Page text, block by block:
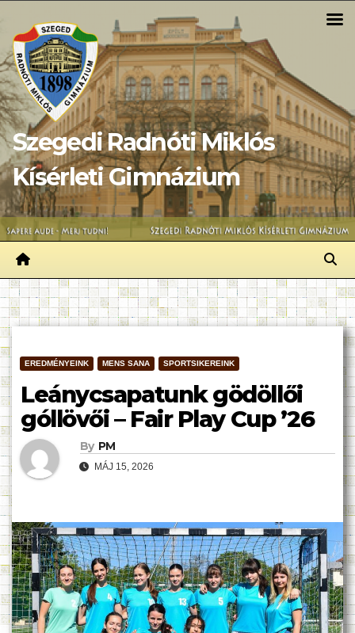
content
Szegedi Radnóti Miklós
Kísérleti Gimnázium
EREDMÉNYEINK MENS SANA SPORTSIKEREINK
Leánycsapatunk gödöllői
góllövői – Fair Play Cup ’26
By PM
MÁJ 15, 2026